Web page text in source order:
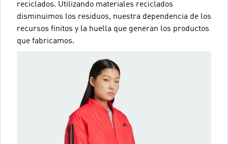
reciclados. Utilizando materiales reciclados
disminuimos los residuos, nuestra dependencia de los
recursos finitos y la huella que generan los productos
que fabricamos.